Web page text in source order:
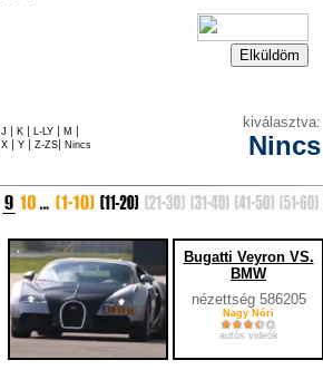
J | K | L-LY | M |
X | Y | Z-ZS| Nincs
kiválasztva:
Nincs
Bugatti Veyron VS.
BMW
nézettség 586205
Nagy Nóri
autós videók